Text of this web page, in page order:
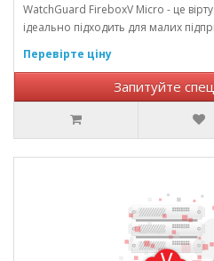
WatchGuard FireboxV Micro - це
ідеально підходить для малих
Перевірте ціну
Запитуйте